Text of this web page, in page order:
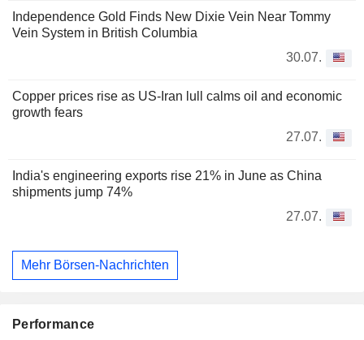
Independence Gold Finds New Dixie Vein Near Tommy
Vein System in British Columbia
30.07.
Copper prices rise as US-Iran lull calms oil and economic
growth fears
27.07.
India's engineering exports rise 21% in June as China
shipments jump 74%
27.07.
Mehr Börsen-Nachrichten
Performance